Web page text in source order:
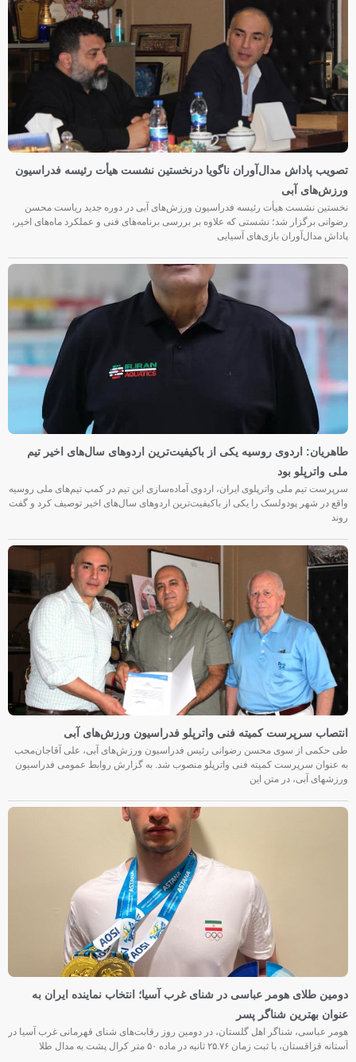
تصویب پاداش مدال‌آوران ناگویا درنخستین نشست هیأت رئیسه فدراسیون
ورزش‌های آبی
نخستین نشست هیأت رئیسه فدراسیون ورزش‌های آبی در دوره جدید ریاست محسن
رضوانی برگزار شد؛ نشستی که علاوه بر بررسی برنامه‌های فنی و عملکرد ماه‌های اخیر،
پاداش مدال‌آوران بازی‌های آسیایی
طاهریان: اردوی روسیه یکی از باکیفیت‌ترین اردوهای سال‌های اخیر تیم
ملی واترپلو بود
سرپرست تیم ملی واترپلوی ایران، اردوی آماده‌سازی این تیم در کمپ تیم‌های ملی روسیه
واقع در شهر پودولسک را یکی از باکیفیت‌ترین اردوهای سال‌های اخیر توصیف کرد و گفت
روند
انتصاب سرپرست کمیته فنی واترپلو فدراسیون ورزش‌های آبی
طی حکمی از سوی محسن رضوانی رئیس فدراسیون ورزش‌های آبی، علی آقاجان‌محب
به عنوان سرپرست کمیته فنی واترپلو منصوب شد. به گزارش روابط عمومی فدراسیون
ورزشهای آبی، در متن این
دومین طلای هومر عباسی در شنای غرب آسیا؛ انتخاب نماینده ایران به
عنوان بهترین شناگر پسر
هومر عباسی، شناگر اهل گلستان، در دومین روز رقابت‌های شنای قهرمانی غرب آسیا در
آستانه قزاقستان، با ثبت زمان ۲۵.۷۶ ثانیه در ماده ۵۰ متر کرال پشت به مدال طلا